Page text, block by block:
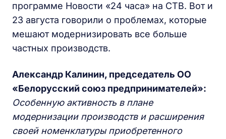
программе Новости «24 часа» на СТВ. Вот и
23 августа говорили о проблемах, которые
мешают модернизировать все больше
частных производств.
Александр Калинин, председатель ОО
«Белорусский союз предпринимателей»:
Особенную активность в плане
модернизации производств и расширения
своей номенклатуры приобретенного